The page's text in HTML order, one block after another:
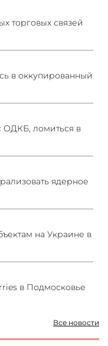
Все новости
торговых связей
в оккупированный
ОДКБ, ломиться в
ядерное
на Украине в
в Подмосковье
применение